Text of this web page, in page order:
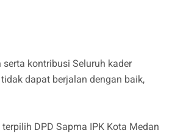
kontribusi Seluruh kader
dapat berjalan dengan baik,
DPD Sapma IPK Kota Medan